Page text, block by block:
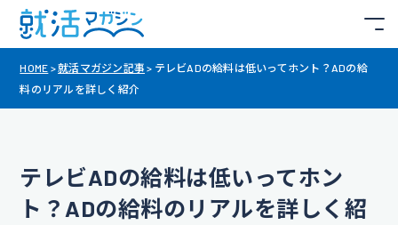
HOME >就活マガジン記事 > テレビADの給料は低いってホント？ADの給
料のリアルを詳しく紹介
テレビADの給料は低いってホン
ト？ADの給料のリアルを詳しく紹